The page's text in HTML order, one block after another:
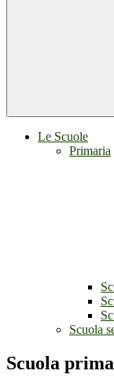
Le Scuole
Primaria
Scuola
Scuola